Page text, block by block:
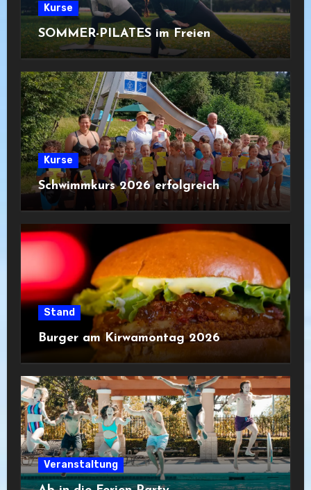
Kurse
SOMMER-PILATES im Freien
Kurse
Schwimmkurs 2026 erfolgreich
Stand
Burger am Kirwamontag 2026
Veranstaltung